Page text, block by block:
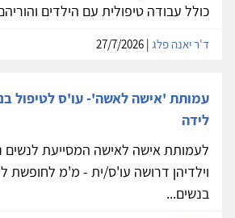
כולל עבודה טיפולית עם הילדים והוריהם
ד'ר יאנה פלג
עמותת 'אישה לאשה'- עו'ס לטיפול
לידה
לעמותת אישה לאישה המסייעת לנשים
וילדיהן דרושה עו'ס/ית - מ'מ לחופשת
בנשים...